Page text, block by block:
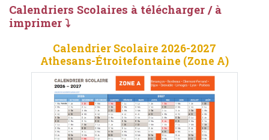
Calendriers Scolaires à télécharger / à
imprimer ⤵
Calendrier Scolaire 2026-2027
Athesans-Étroitefontaine (Zone A)